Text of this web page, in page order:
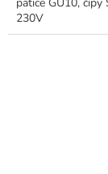
230V